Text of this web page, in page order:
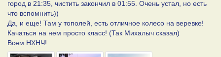
город в 21:35, чистить закончил в 01:55. Очень устал, но есть
что вспомнить))
Да, и еще! Там у тополей, есть отличное колесо на веревке!
Качаться на нем просто класс! (Так Михалыч сказал)
Всем НХНЧ!